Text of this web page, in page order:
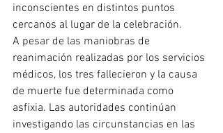
inconscientes en distintos puntos
cercanos al lugar de la celebración.
A pesar de las maniobras de
reanimación realizadas por los servicios
médicos, los tres fallecieron y la causa
de muerte fue determinada como
asfixia. Las autoridades continúan
investigando las circunstancias en las